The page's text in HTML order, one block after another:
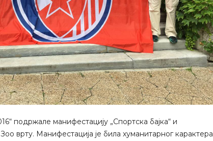
подржале манифестацију „Спортска бајка“ и
врту. Манифестација је била хуманитарног карактера